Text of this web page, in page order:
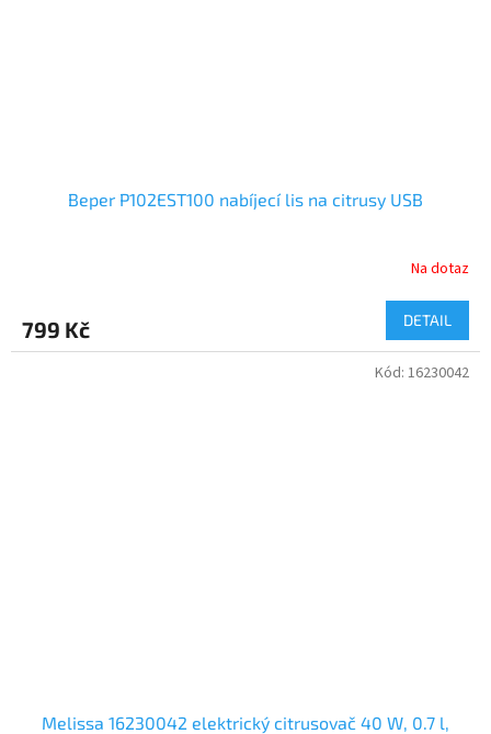
Beper P102EST100 nabíjecí lis na citrusy USB
Na dotaz
799 Kč DETAIL
Melissa 16230042 elektrický citrusovač 40 W, 0.7 l,
Kód: 16230042